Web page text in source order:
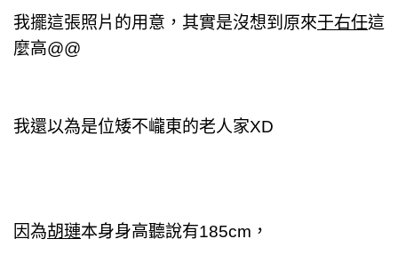
我擺這張照片的用意，其實是沒想到原來于右任這
麼高@@
我還以為是位矮不巄東的老人家XD
因為胡璉本身身高聽說有185cm，